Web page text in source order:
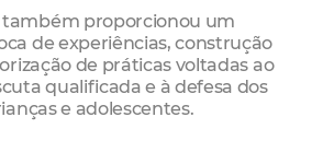
também proporcionou um
de experiências, construção
de práticas voltadas ao
qualificada e à defesa dos
e adolescentes.